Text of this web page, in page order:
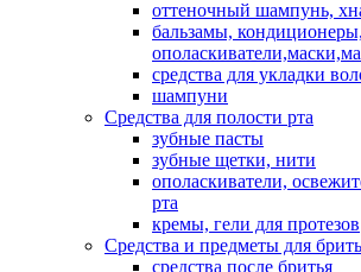
оттеночный шампунь,
бальзамы, кондиционеры,
средства для укладки
шампуни
Средства для полости рта
зубные пасты
зубные щетки, нити
ополаскиватели,
рта
кремы, гели для протезов
Средства и предметы для
средства после бритья